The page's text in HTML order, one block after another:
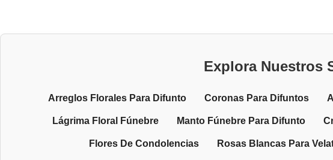
Explora Nuestros
Arreglos Florales Para Difunto Coronas Para Difuntos
Lágrima Floral Fúnebre Manto Fúnebre Para Difunto
Flores De Condolencias Rosas Blancas Para